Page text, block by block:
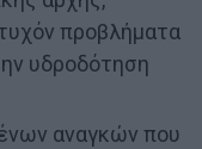
προβλήματα
υδροδότηση
αναγκών που